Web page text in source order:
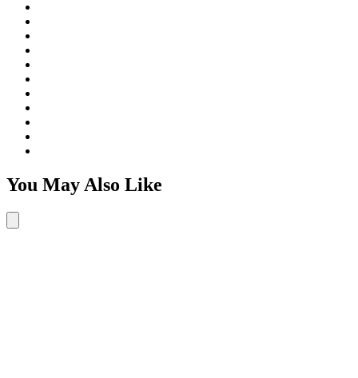
You May Also Like